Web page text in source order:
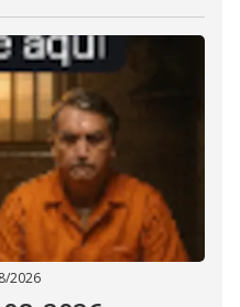
2026